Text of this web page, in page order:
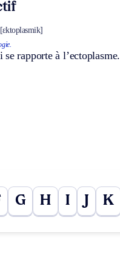
[ɛktoplasmik]
se rapporte à l’ectoplasme.
G H I K